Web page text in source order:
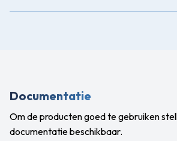
Documentatie
Om de producten goed te gebruiken
documentatie beschikbaar.